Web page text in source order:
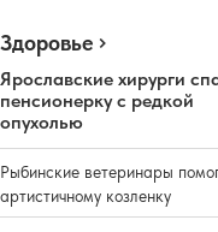
Здоровье
Ярославские хирурги
пенсионерку с редкой
опухолью
Рыбинские ветеринары
артистичному козленку